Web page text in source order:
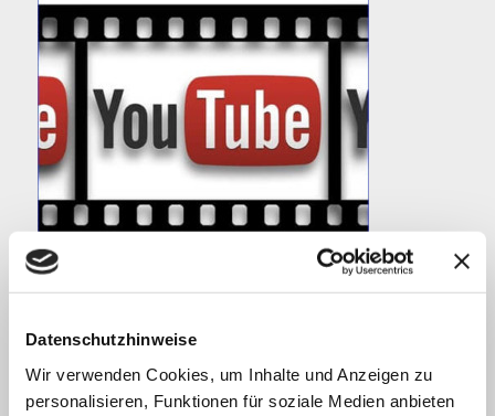
Datenschutzhinweise
Wir verwenden Cookies, um Inhalte und Anzeigen zu
personalisieren, Funktionen für soziale Medien anbieten